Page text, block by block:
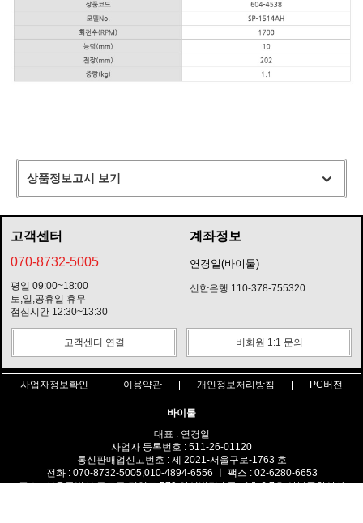
상품정보고시 보기
고객센터
070-8732-5005
평일 09:00~18:00
토,일,공휴일 휴무
점심시간 12:30~13:30
계좌정보
연경일(바이툴)
신한은행 110-378-755320
고객센터 연결 비회원 1:1 문의
사업자정보확인 이용약관 개인정보처리방침 PC버전
바이툴
대표 : 연경일
사업자 등록번호 : 511-26-01120
통신판매업신고번호 : 제 2021-서울구로-1763 호
전화 : 070-8732-5005,010-4894-6556 ㅣ 팩스 : 02-6280-6653
주소 : 서울특별시 구로구 경일로 579 안성빌딩 A동 지층 6,7호 삼봉종합상사